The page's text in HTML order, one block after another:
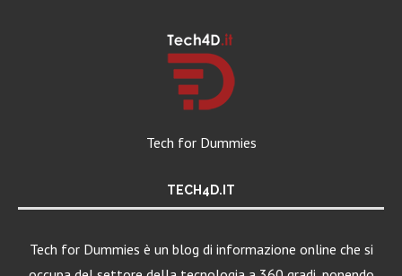
Tech for Dummies
TECH4D.IT
Tech for Dummies è un blog di informazione online che si